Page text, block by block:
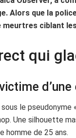
Alors que la
meurtres ciblant
qui
le
Une silhouette
homme de 25 ans.